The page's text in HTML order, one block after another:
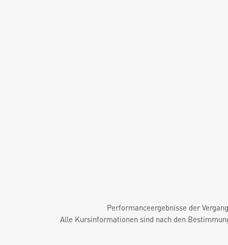
Performanceergebnisse der
Alle Kursinformationen sind nach den